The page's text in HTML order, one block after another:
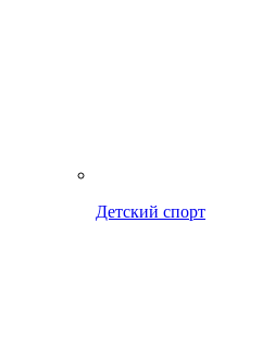
Детский спорт